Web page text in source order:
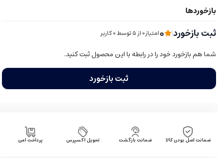
ثبت بازخورد|
0امتیاز0 از ۵ توسط 0 کاربر
شما هم بازخورد خود را در رابطه با این محصول ثبت کنید.
ثبت بازخورد
ضمانت اصل بودن کالا ضمانت بازگشت تحویل اکسپرس پرداخت امن